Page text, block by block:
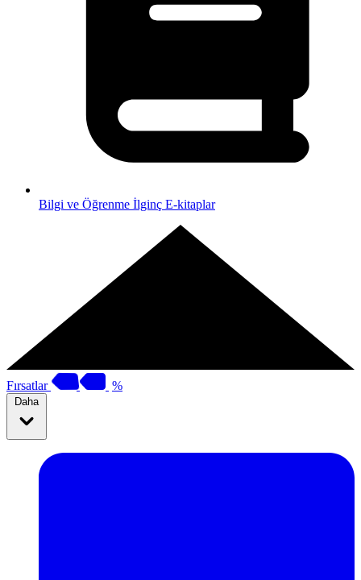
Bilgi ve Öğrenme İlginç E-kitaplar
Fırsatlar %
Daha